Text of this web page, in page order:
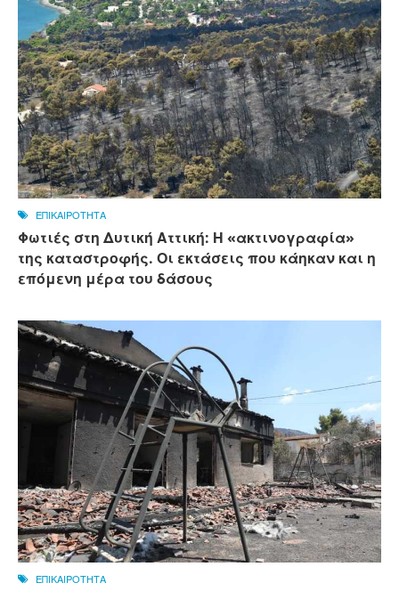
ΕΠΙΚΑΙΡΟΤΗΤΑ
Φωτιές στη Δυτική Αττική: Η «ακτινογραφία»
της καταστροφής. Οι εκτάσεις που κάηκαν και η
επόμενη μέρα του δάσους
ΕΠΙΚΑΙΡΟΤΗΤΑ